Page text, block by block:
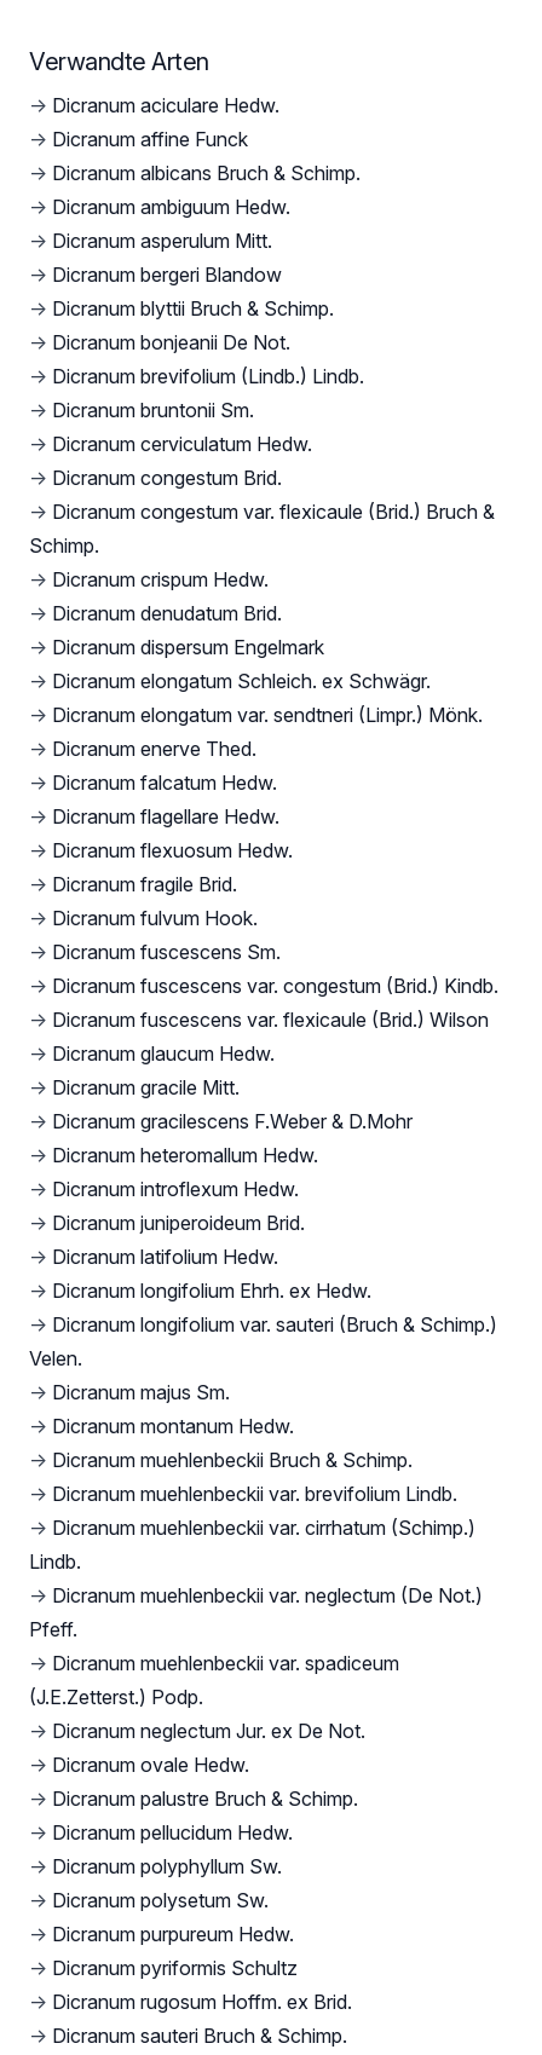
Verwandte Arten
→ Dicranum aciculare Hedw.
→ Dicranum affine Funck
→ Dicranum albicans Bruch & Schimp.
→ Dicranum ambiguum Hedw.
→ Dicranum asperulum Mitt.
→ Dicranum bergeri Blandow
→ Dicranum blyttii Bruch & Schimp.
→ Dicranum bonjeanii De Not.
→ Dicranum brevifolium (Lindb.) Lindb.
→ Dicranum bruntonii Sm.
→ Dicranum cerviculatum Hedw.
→ Dicranum congestum Brid.
→ Dicranum congestum var. flexicaule (Brid.) Bruch &
Schimp.
→ Dicranum crispum Hedw.
→ Dicranum denudatum Brid.
→ Dicranum dispersum Engelmark
→ Dicranum elongatum Schleich. ex Schwägr.
→ Dicranum elongatum var. sendtneri (Limpr.) Mönk.
→ Dicranum enerve Thed.
→ Dicranum falcatum Hedw.
→ Dicranum flagellare Hedw.
→ Dicranum flexuosum Hedw.
→ Dicranum fragile Brid.
→ Dicranum fulvum Hook.
→ Dicranum fuscescens Sm.
→ Dicranum fuscescens var. congestum (Brid.) Kindb.
→ Dicranum fuscescens var. flexicaule (Brid.) Wilson
→ Dicranum glaucum Hedw.
→ Dicranum gracile Mitt.
→ Dicranum gracilescens F.Weber & D.Mohr
→ Dicranum heteromallum Hedw.
→ Dicranum introflexum Hedw.
→ Dicranum juniperoideum Brid.
→ Dicranum latifolium Hedw.
→ Dicranum longifolium Ehrh. ex Hedw.
→ Dicranum longifolium var. sauteri (Bruch & Schimp.)
Velen.
→ Dicranum majus Sm.
→ Dicranum montanum Hedw.
→ Dicranum muehlenbeckii Bruch & Schimp.
→ Dicranum muehlenbeckii var. brevifolium Lindb.
→ Dicranum muehlenbeckii var. cirrhatum (Schimp.)
Lindb.
→ Dicranum muehlenbeckii var. neglectum (De Not.)
Pfeff.
→ Dicranum muehlenbeckii var. spadiceum
(J.E.Zetterst.) Podp.
→ Dicranum neglectum Jur. ex De Not.
→ Dicranum ovale Hedw.
→ Dicranum palustre Bruch & Schimp.
→ Dicranum pellucidum Hedw.
→ Dicranum polyphyllum Sw.
→ Dicranum polysetum Sw.
→ Dicranum purpureum Hedw.
→ Dicranum pyriformis Schultz
→ Dicranum rugosum Hoffm. ex Brid.
→ Dicranum sauteri Bruch & Schimp.